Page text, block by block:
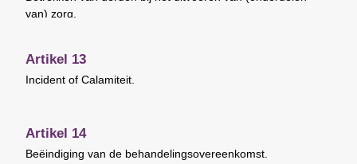
van) zorg.
Artikel 13
Incident of Calamiteit.
Artikel 14
Beëindiging van de behandelingsovereenkomst.